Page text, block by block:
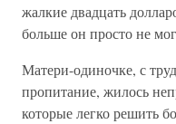
жалкие двадцать
больше он просто не
Матери-одиночке, с
пропитание, жилось
которые легко решить